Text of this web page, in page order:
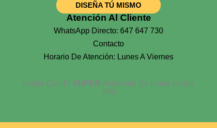
DISEÑA TÚ MISMO
Atención Al Cliente
WhatsApp Directo: 647 647 730
Contacto
Horario De Atención: Lunes A Viernes
Habla Con El SUPERAsistente En Linea Gratis
24h